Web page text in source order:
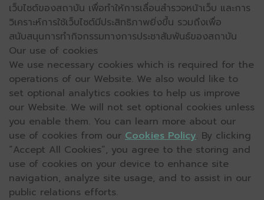
เว็บไซต์ของสถาบัน เพื่อทำให้การเลื่อนสำรวจหน้าเว็บ และการ
วิเคราะห์การใช้เว็บไซต์มีประสิทธิภาพยิ่งขึ้น รวมถึงเพื่อ
สนับสนุนการทำกิจกรรมทางการประชาสัมพันธ์ของสถาบัน
Our use of cookies
We use necessary cookies which is required for the
operations of our Website. We also would like to
set optional analytics cookies to help us improve
our Website. We will not set optional cookies unless
you enable them. You can learn more about our
use of cookies from our Cookies Policy. By clicking
“Accept All Cookies”, you agree to the storing and
use of cookies on your device to enhance site
navigation, analyze site usage, and to assist in our
public relations efforts.